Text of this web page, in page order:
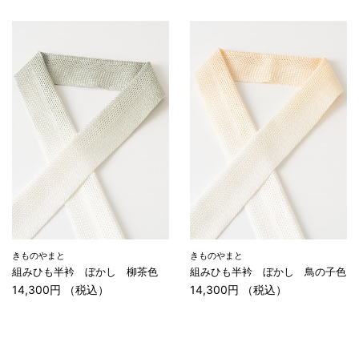
きものやまと
組みひも半衿 ぼかし 柳茶色
14,300円 （税込）
きものやまと
組みひも半衿 ぼかし 鳥の子色
14,300円 （税込）